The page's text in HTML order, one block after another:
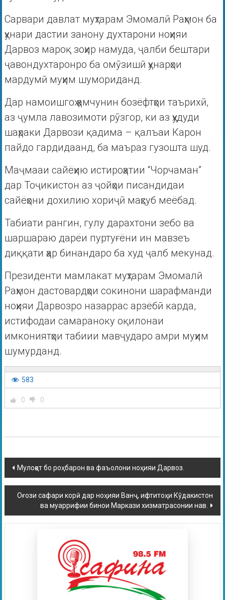
Сарвари давлат муҳтарам Эмомалӣ Раҳмон ба
ҳунари дастии занону духтарони ноҳияи
Дарвоз мароқ зоҳир намуда, ҷалби бештари
ҷавондухтаронро ба омӯзишӣ ҳунарҳои
мардумӣ муҳим шумориданд.
Дар намоишгоҳ ҳамчунин бозëфтҳои таърихӣ,
аз ҷумла лавозимоти рӯзгор, ки аз ҳудуди
шаҳраки Дарвози қадима – қалъаи Карон
пайдо гардидаанд, ба маъраз гузошта шуд.
Маҷмааи сайëҳию истироҳатии “Чорчаман”
дар Тоҷикистон аз ҷойҳои писандидаи
сайëҳони дохилию хориҷӣ маҳсуб меëбад.
Табиати рангин, гулу дарахтони зебо ва
шаршараю дарëи пуртуғëни ин мавзеъ
диққати ҳар бинандаро ба худ ҷалб мекунад.
Президенти мамлакат муҳтарам Эмомалӣ
Раҳмон дастовардҳои сокинони шарафманди
ноҳияи Дарвозро назаррас арзëбӣ карда,
истифодаи самараноку оқилонаи
имкониятҳои табиии мавҷударо амри муҳим
шумурданд.
583
0 0
Мулоқот бо роҳбарон ва фаъолони ноҳияи Дарвоз.
Оғози сафари корӣ дар ноҳияи Ванҷ, ифтитоҳи Кӯдакистон
ва муаррифии бинои Маркази хизматрасонии нав.